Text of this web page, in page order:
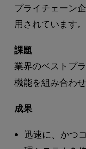
プライチェーン
用されています。
課題
業界のベストプ
機能を組み合わ
成果
迅速に、かつ